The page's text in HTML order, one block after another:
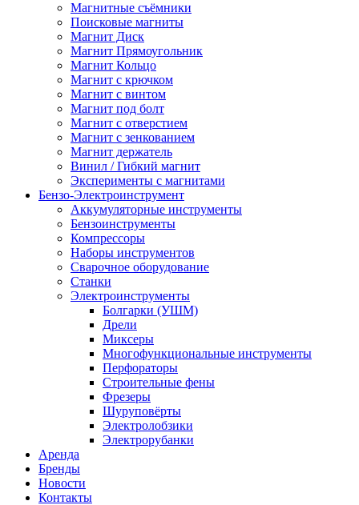
Магнитные съёмники
Поисковые магниты
Магнит Диск
Магнит Пря­мо­уголь­ник
Магнит Кольцо
Магнит с крючком
Магнит с винтом
Магнит под болт
Магнит с отверстием
Магнит с зенкованием
Магнит держатель
Винил / Гибкий магнит
Эксперименты с магнитами
Бензо-Электроинструмент
Аккумуляторные инструменты
Бензоинструменты
Компрессоры
Наборы инструментов
Сварочное оборудование
Станки
Электроинструменты
Болгарки (УШМ)
Дрели
Миксеры
Многофункциональные инструменты
Перфораторы
Строительные фены
Фрезеры
Шуруповёрты
Электролобзики
Электрорубанки
Аренда
Бренды
Новости
Контакты